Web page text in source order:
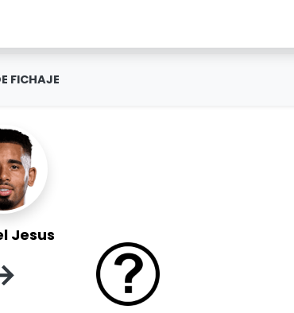
FICHAJE
Jesus